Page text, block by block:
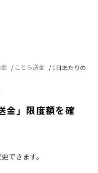
ことら送金 1日あたりの「
金」限度額を確
できます。